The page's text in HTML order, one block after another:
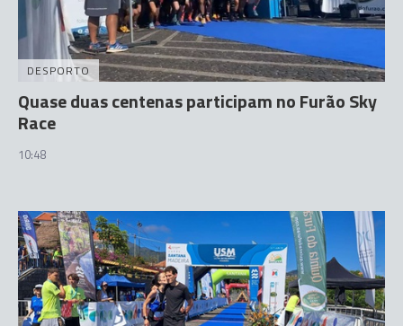
DESPORTO
Quase duas centenas participam no Furão Sky
Race
10:48